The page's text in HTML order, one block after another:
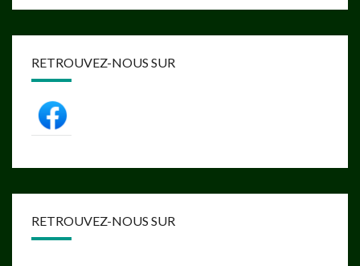
RETROUVEZ-NOUS SUR
RETROUVEZ-NOUS SUR